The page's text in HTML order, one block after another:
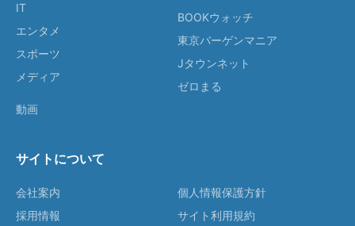
IT
エンタメ
スポーツ
メディア
動画
BOOKウォッチ
東京バーゲンマニア
Jタウンネット
ゼロまる
サイトについて
会社案内
採用情報
個人情報保護方針
サイト利用規約